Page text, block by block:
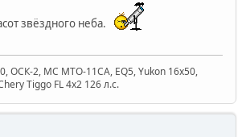
звёздного неба.
ОСК-2, МС МТО-11СА, EQ5, Yukon 16x50,
Tiggo FL 4x2 126 л.с.